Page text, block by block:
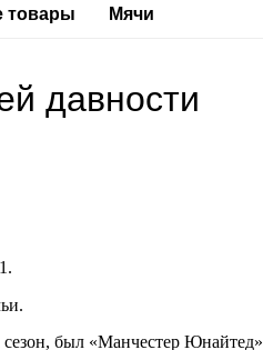
товары Мячи
давности
был «Манчестер